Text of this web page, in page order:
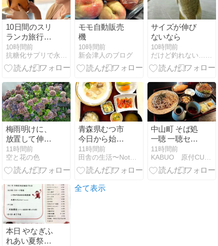
10日間のスリ
ランカ旅行
記…スリラン
カの絶景ホテ
ル ジェフリー
ンスカンダラ
マに宿泊
10時間前
抗糖化サプリで永遠に美しく
モモ自動販売
機
10時間前
新会津人のブログ
サイズが伸び
ないなら
10時間前
だけど釣れない… Saltyfish
梅雨明けに、
放置して伸び
すぎたアジサ
イを強剪定し
ました
11時間前
空と花の色
青森県むつ市
今日から始ま
る大湊ネブ
タ。そして物
価高騰のご時
くさん、デザ
11時間前
田舎の生活〜Nothern life〜
中山町 そば処
一聴 一聴セッ
トをご紹介！
🍜
11時間前
KABUO 原付CUBで激走。山形、東北街道巡りの旅
本日 やなぎふ
れあい夏祭り
全て表示